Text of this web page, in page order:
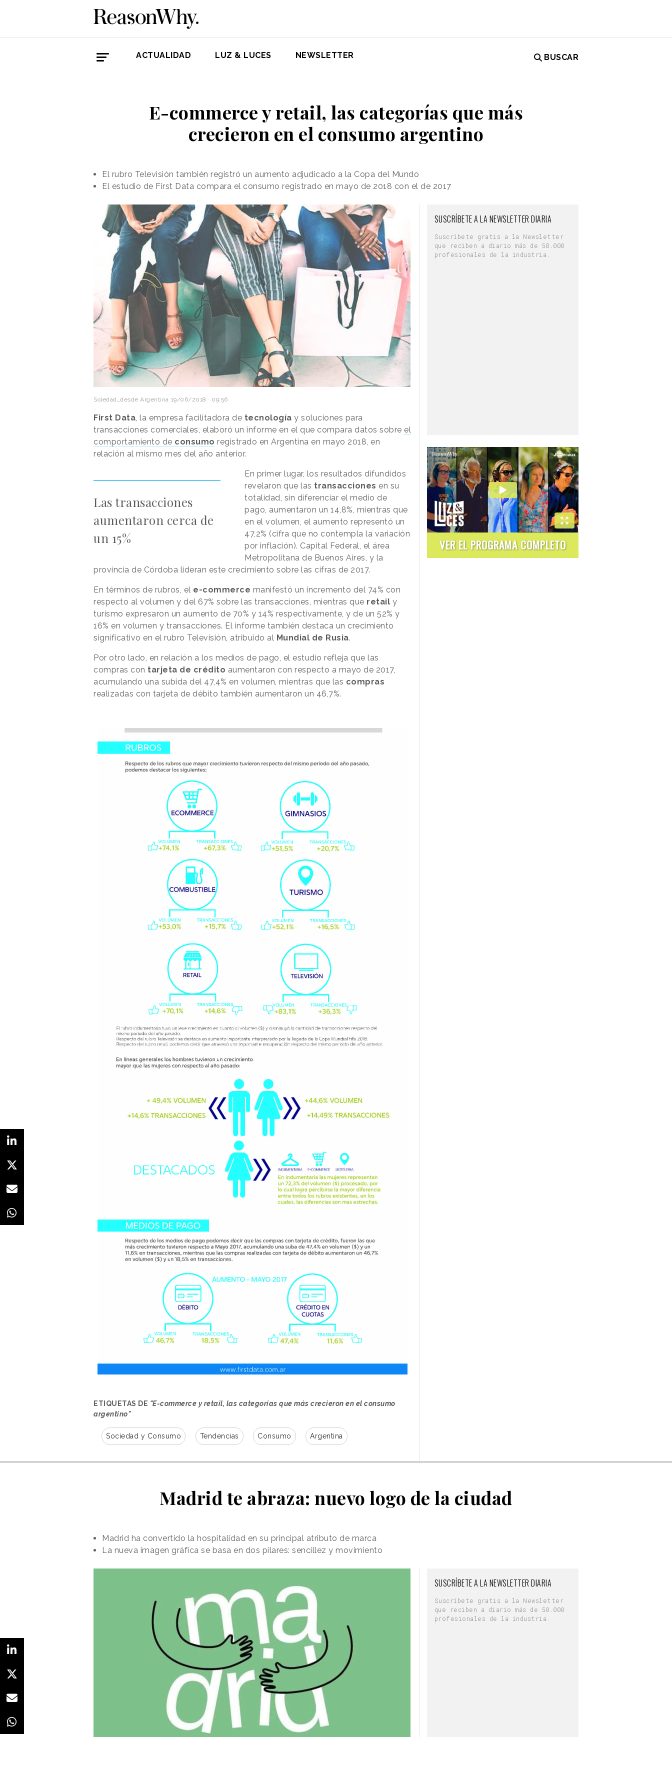
ACTUALIDAD LUZ & LUCES NEWSLETTER BUSCAR
E-commerce y retail, las categorías que más
crecieron en el consumo argentino
El rubro Televisión también registró un aumento adjudicado a la Copa del Mundo
El estudio de First Data compara el consumo registrado en mayo de 2018 con el de 2017
Soledad_desde Argentina 19/06/2018 · 09:56
First Data , la empresa facilitadora de tecnología y soluciones para
transacciones comerciales, elaboró un informe en el que compara datos sobre el
comportamiento de consumo registrado en Argentina en mayo 2018, en
relación al mismo mes del año anterior.
Las transacciones
aumentaron cerca de
un 15%
En primer lugar, los resultados difundidos
revelaron que las transacciones en su
totalidad, sin diferenciar el medio de
pago, aumentaron un 14,8%, mientras que
en el volumen, el aumento representó un
47,2% (cifra que no contempla la variación
por inflación). Capital Federal, el área
Metropolitana de Buenos Aires, y la
provincia de Córdoba lideran este crecimiento sobre las cifras de 2017.
En términos de rubros, el e-commerce manifestó un incremento del 74% con
respecto al volumen y del 67% sobre las transacciones, mientras que retail y
turismo expresaron un aumento de 70% y 14% respectivamente, y de un 52% y
16% en volumen y transacciones. El informe también destaca un crecimiento
significativo en el rubro Televisión, atribuido al Mundial de Rusia.
Por otro lado, en relación a los medios de pago, el estudio refleja que las
compras con tarjeta de crédito aumentaron con respecto a mayo de 2017,
acumulando una subida del 47,4% en volumen, mientras que las compras
realizadas con tarjeta de débito también aumentaron un 46,7%.
ETIQUETAS DE "E-commerce y retail, las categorías que más crecieron en el consumo
argentino"
Sociedad y Consumo Tendencias Consumo Argentina
SUSCRÍBETE A LA NEWSLETTER DIARIA
Suscríbete gratis a la Newsletter
que reciben a diario más de 50.000
profesionales de la industria.
VER EL PROGRAMA COMPLETO
Madrid te abraza: nuevo logo de la ciudad
Madrid ha convertido la hospitalidad en su principal atributo de marca
La nueva imagen gráfica se basa en dos pilares: sencillez y movimiento
SUSCRÍBETE A LA NEWSLETTER DIARIA
Suscríbete gratis a la Newsletter
que reciben a diario más de 50.000
profesionales de la industria.